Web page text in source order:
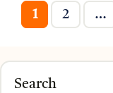
Page
1 Page
2 …
Search